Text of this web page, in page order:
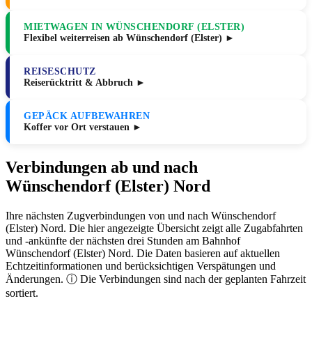
MIETWAGEN IN WÜNSCHENDORF (ELSTER)
Flexibel weiterreisen ab Wünschendorf (Elster) ►
REISESCHUTZ
Reiserücktritt & Abbruch ►
GEPÄCK AUFBEWAHREN
Koffer vor Ort verstauen ►
Verbindungen ab und nach
Wünschendorf (Elster) Nord
Ihre nächsten Zugverbindungen von und nach Wünschendorf
(Elster) Nord. Die hier angezeigte Übersicht zeigt alle Zugabfahrten
und -ankünfte der nächsten drei Stunden am Bahnhof
Wünschendorf (Elster) Nord. Die Daten basieren auf aktuellen
Echtzeitinformationen und berücksichtigen Verspätungen und
Änderungen. ⓘ Die Verbindungen sind nach der geplanten Fahrzeit
sortiert.